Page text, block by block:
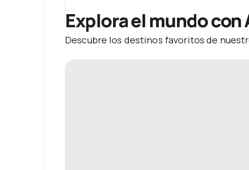
Explora el mundo
Descubre los destinos favoritos de